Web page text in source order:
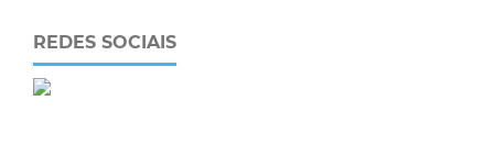
REDES SOCIAIS